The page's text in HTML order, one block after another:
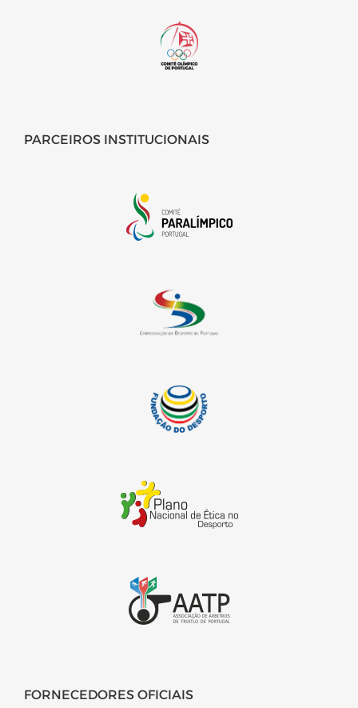
PARCEIROS INSTITUCIONAIS
FORNECEDORES OFICIAIS